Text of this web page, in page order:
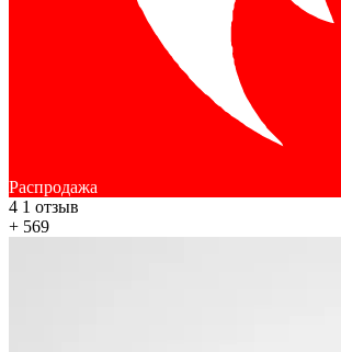
Распродажа
4 1 отзыв
+ 569